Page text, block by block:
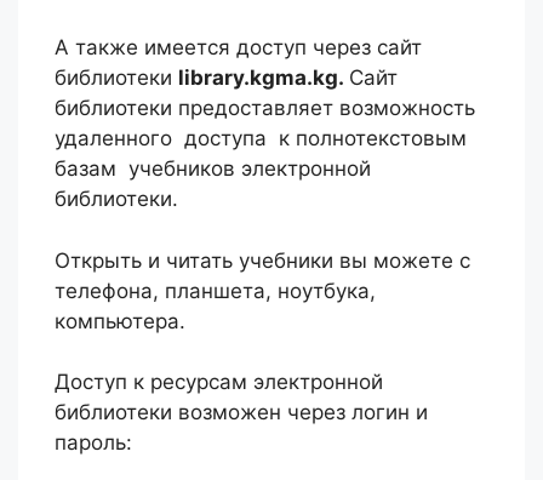
А также имеется доступ через сайт
библиотеки library.kgma.kg. Сайт
библиотеки предоставляет возможность
удаленного доступа к полнотекстовым
базам учебников электронной
библиотеки.
Открыть и читать учебники вы можете с
телефона, планшета, ноутбука,
компьютера.
Доступ к ресурсам электронной
библиотеки возможен через логин и
пароль: